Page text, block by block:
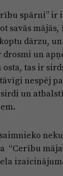
spārni” ir
savās
dārzu,
un
tas ir
nespēj
un
“Cerību